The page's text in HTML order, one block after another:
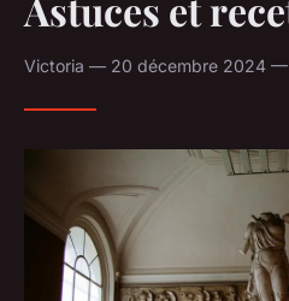
Victoria — 20 décembre 2024 —